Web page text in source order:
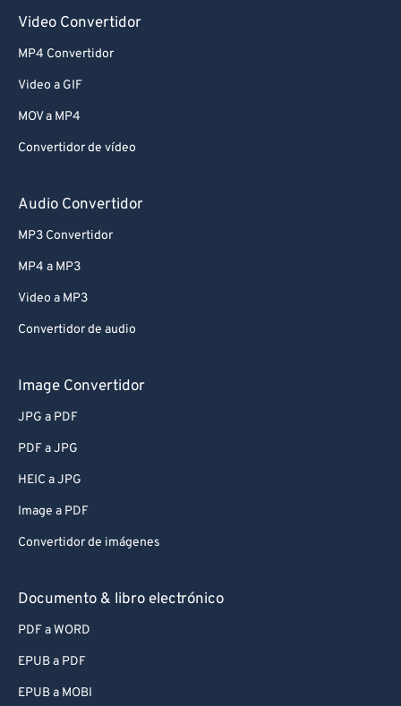
Video Convertidor
MP4 Convertidor
Video a GIF
MOV a MP4
Convertidor de vídeo
Audio Convertidor
MP3 Convertidor
MP4 a MP3
Video a MP3
Convertidor de audio
Image Convertidor
JPG a PDF
PDF a JPG
HEIC a JPG
Image a PDF
Convertidor de imágenes
Documento & libro electrónico
PDF a WORD
EPUB a PDF
EPUB a MOBI